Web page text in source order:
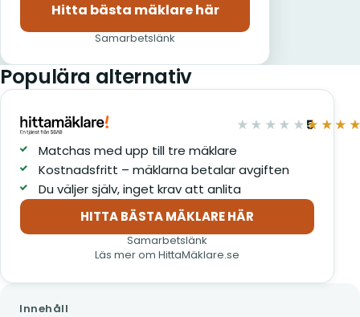
Hitta bästa mäklare här
(öppnas i nytt fönster)
Samarbetslänk
Populära alternativ
★★★★★5
av 5
Matchas med upp till tre mäklare
Kostnadsfritt – mäklarna betalar avgiften
Du väljer själv, inget krav att anlita
HITTA BÄSTA MÄKLARE HÄR
(öppnas i nytt fönster)
Samarbetslänk
Läs mer om HittaMäklare.se
Innehåll